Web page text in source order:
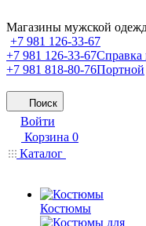
Магазины мужской
+7 981 126-33-67
+7 981 126-33-67Справка
+7 981 818-80-76Портной
Поиск
Войти
Корзина 0
Каталог
Костюмы